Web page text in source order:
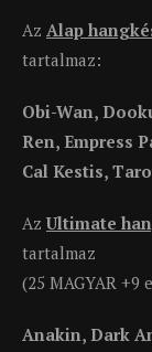
Az Alap
tartalmaz:
Obi-Wan,
Ren, Empress
Cal Kestis,
Az Ultimate
tartalmaz
(25 MAGYAR +9
Anakin, Dark